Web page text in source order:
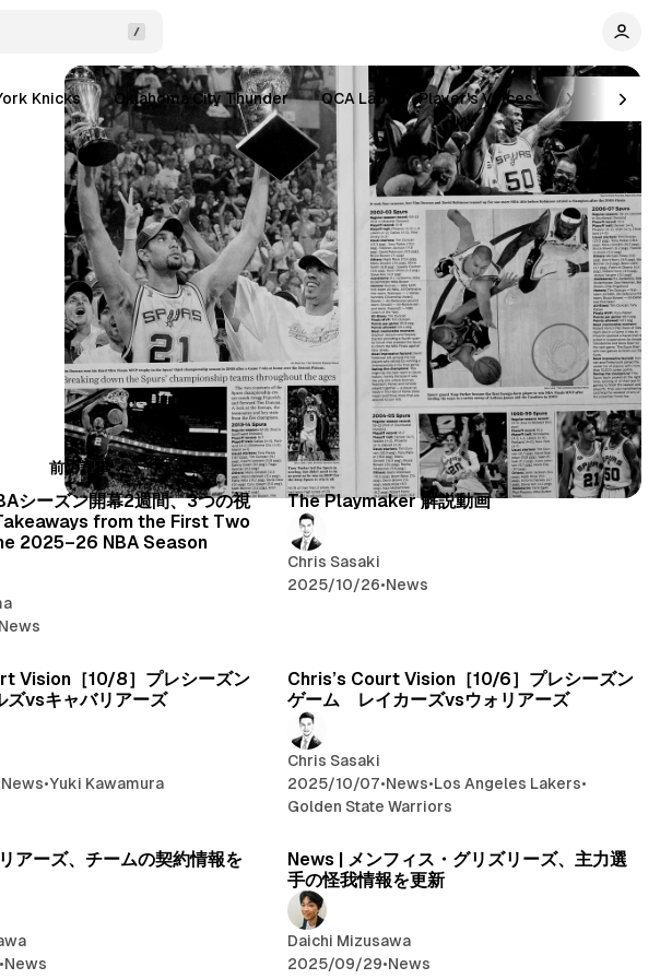
Knicks Oklahoma City Thunder QCA Lab Player's Voices X and O's
Posts
前の記事
シーズン開幕2週間、3つの視
from the First Two
2025–26 NBA Season
News
The Playmaker 解説動画
Chris Sasaki
2025/10/26•News
Vision［10/8］プレシーズン
vsキャバリアーズ
News•Yuki Kawamura
Chris’s Court Vision［10/6］プレシーズン
ゲーム レイカーズvsウォリアーズ
Chris Sasaki
2025/10/07•News•Los Angeles Lakers•
Golden State Warriors
アーズ、チームの契約情報を
•News
News | メンフィス・グリズリーズ、主力選
手の怪我情報を更新
Daichi Mizusawa
2025/09/29•News